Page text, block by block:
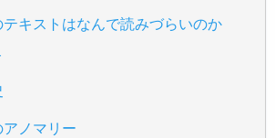
キストはなんで読みづらいのか
ノマリー